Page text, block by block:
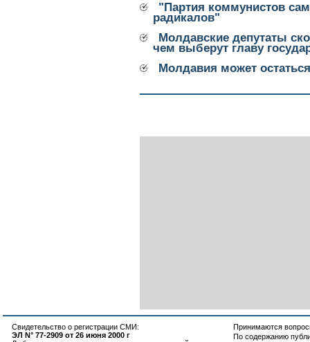
"Партия коммунистов
радикалов"
Молдавские депутаты
чем выберут главу
Молдавия может
Свидетельство о регистрации СМИ:
ЭЛ N° 77-2909 от 26 июня 2000 г
Принимаются
По содержанию